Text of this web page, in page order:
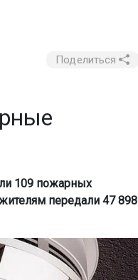
Поделиться
109 пожарных
передали 47 898